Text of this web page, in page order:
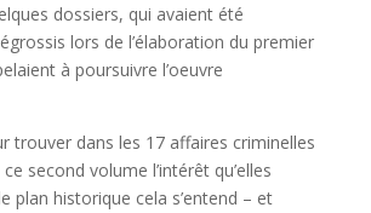
dossiers, qui avaient été
lors de l’élaboration du premier
à poursuivre l’oeuvre
trouver dans les 17 affaires criminelles
second volume l’intérêt qu’elles
plan historique cela s’entend – et